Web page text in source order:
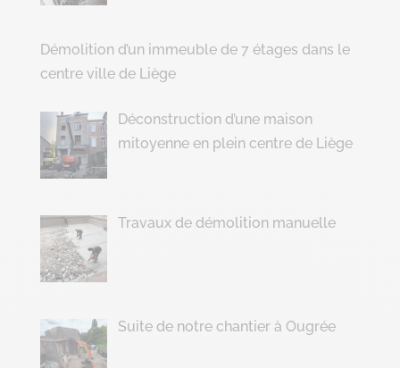
Démolition d’un immeuble de 7 étages dans le
centre ville de Liège
Déconstruction d’une maison
mitoyenne en plein centre de Liège
Travaux de démolition manuelle
Suite de notre chantier à Ougrée